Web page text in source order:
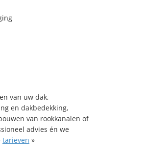
van uw dak,
en dakbedekking,
van rookkanalen of
advies én we
tarieven »